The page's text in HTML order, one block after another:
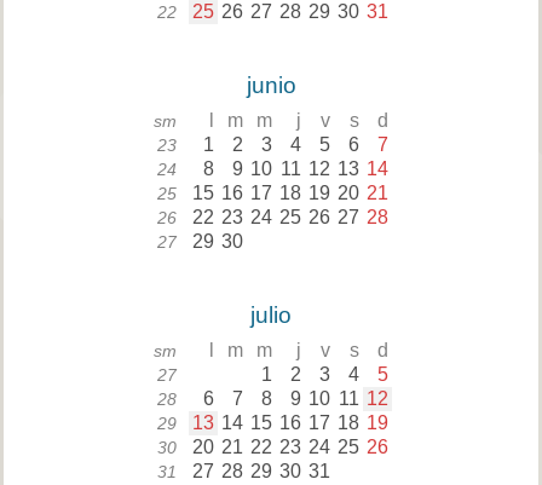
22 25 26 27 28 29 30 31
junio
sm m m j v s d
23 1 2 3 4 5 6 7
24 8 9 10 11 12 13 14
25 15 16 17 18 19 20 21
26 22 23 24 25 26 27 28
27 29 30
julio
sm m m j v s d
27 1 2 3 4 5
28 6 7 8 9 10 11 12
29 13 14 15 16 17 18 19
30 20 21 22 23 24 25 26
31 27 28 29 30 31